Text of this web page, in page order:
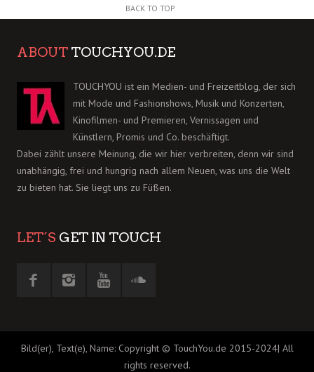
BACK TO TOP
ABOUT TOUCHYOU.DE
TOUCHYOU ist ein Medien- und Freizeitblog, der sich
mit Mode und Fashionshows, Musik und Konzerten,
Kinofilmen- und Premieren, Vernissagen und
Künstlern, Promis und Co. beschäftigt.
Dabei zählt unsere Meinung, die wir hier verbreiten, denn wir sind
unabhängig, frei und hungrig nach allem Neuen, was uns die Welt
zu bieten hat. Sie liegt uns zu Füßen.
LET´S GET IN TOUCH
Bild(er), Text(e), Name: Copyright © TouchYou.de 2015-2024| All
rights reserved.